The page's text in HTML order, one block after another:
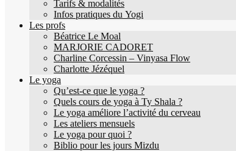
Tarifs & modalités
Infos pratiques du Yogi
Les profs
Béatrice Le Moal
MARJORIE CADORET
Charline Corcessin – Vinyasa Flow
Charlotte Jézéquel
Le yoga
Qu’est-ce que le yoga ?
Quels cours de yoga à Ty Shala ?
Le yoga améliore l’activité du cerveau
Les ateliers mensuels
Le yoga pour quoi ?
Biblio pour les jours Mizdu